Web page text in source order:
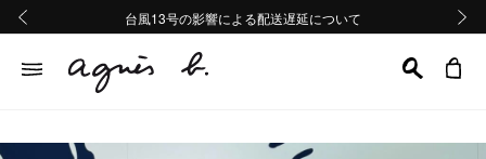
熊本地域地震の影響による配送遅延について
Summer Sale 2buy10%OFF!!
台風13号の影響による配送遅延について
熊本地域地震の影響による配送遅延について
Summer Sale 2buy10%OFF!!